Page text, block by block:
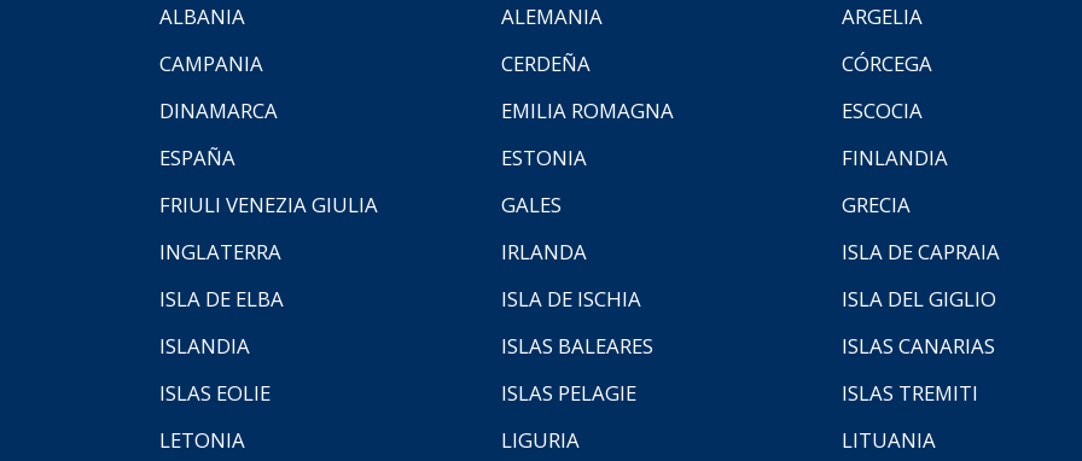
ALBANIA ALEMANIA ARGELIA
CAMPANIA
CERDEÑA CÓRCEGA
DINAMARCA
EMILIA ROMAGNA ESCOCIA
ESPAÑA
ESTONIA FINLANDIA
FRIULI VENEZIA GIULIA
GALES GRECIA
INGLATERRA
IRLANDA ISLA DE CAPRAIA
ISLA DE ELBA
ISLA DE ISCHIA ISLA DEL GIGLIO
ISLANDIA
ISLAS BALEARES ISLAS CANARIAS
ISLAS EOLIE
ISLAS PELAGIE ISLAS TREMITI
LETONIA
LIGURIA LITUANIA